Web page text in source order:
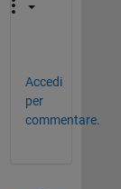
Accedi
per
commentare.